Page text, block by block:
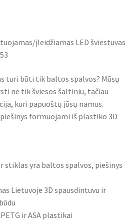
įleidžiamas LED šviestuvas
turi būti tik baltos spalvos? Mūsų
ne tik šviesos šaltiniu, tačiau
kuri papuoštų jūsų namus.
formuojami iš plastiko 3D
stiklas yra baltos spalvos, piešinys
Lietuvoje 3D spausdintuvu ir
ir ASA plastikai